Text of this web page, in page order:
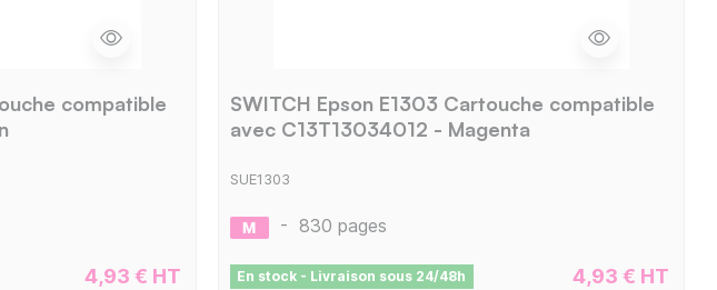
compatible
4,93 € HT
SWITCH Epson E1303 Cartouche compatible
avec C13T13034012 - Magenta
SUE1303
- 830 pages
En stock - Livraison sous 24/48h 4,93 € HT